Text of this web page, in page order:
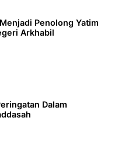
Penolong Yatim
Arkhabil
Dalam